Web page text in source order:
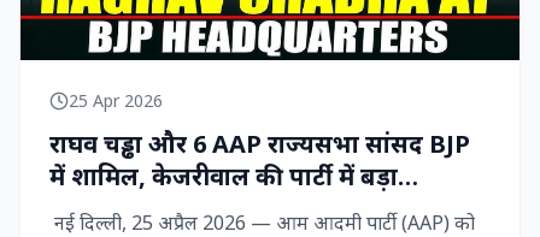
25 Apr 2026
राघव चड्ढा और 6 AAP राज्‍यसभा सांसद BJP
में शामिल, केजरीवाल की पार्टी में बड़ा
राजनीतिक विद्रोह
नई दिल्ली, 25 अप्रैल 2026 — आम आदमी पार्टी (AAP) को